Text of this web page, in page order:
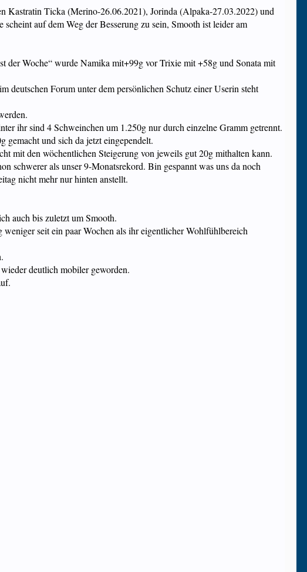
Kastratin Ticka (Merino-26.06.2021), Jorinda (Alpaka-27.03.2022) und
auf dem Weg der Besserung zu sein, Smooth ist leider am
der Woche“ wurde Namika mit+99g vor Trixie mit +58g und Sonata mit
Forum unter dem persönlichen Schutz einer Userin steht
ihr sind 4 Schweinchen um 1.250g nur durch einzelne Gramm getrennt.
gemacht und sich da jetzt eingependelt.
mit den wöchentlichen Steigerung von jeweils gut 20g mithalten kann.
schwerer als unser 9-Monatsrekord. Bin gespannt was uns da noch
nicht mehr nur hinten anstellt.
auch bis zuletzt um Smooth.
seit ein paar Wochen als ihr eigentlicher Wohlfühlbereich
deutlich mobiler geworden.